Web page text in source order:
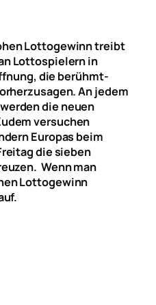
Lottogewinn treibt
Lottospielern in
die berühmt-
An jedem
die neuen
versuchen
Europas beim
die sieben
Wenn man
Lottogewinn